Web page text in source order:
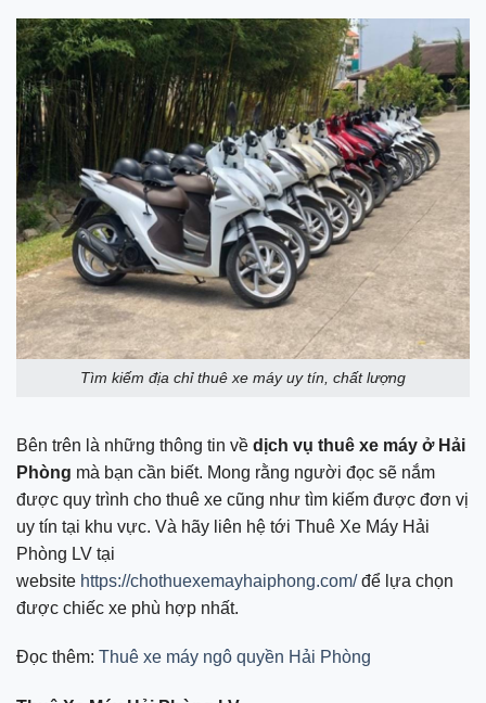
Tìm kiếm địa chỉ thuê xe máy uy tín, chất lượng
Bên trên là những thông tin về dịch vụ thuê xe máy ở Hải
Phòng mà bạn cần biết. Mong rằng người đọc sẽ nắm
được quy trình cho thuê xe cũng như tìm kiếm được đơn vị
uy tín tại khu vực. Và hãy liên hệ tới Thuê Xe Máy Hải
Phòng LV tại
website https://chothuexemayhaiphong.com/để lựa chọn
được chiếc xe phù hợp nhất.
Đọc thêm: Thuê xe máy ngô quyền Hải Phòng